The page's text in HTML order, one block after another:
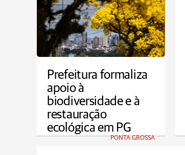
Prefeitura formaliza
apoio à
biodiversidade e à
restauração
ecológica em PG
PONTA GROSSA